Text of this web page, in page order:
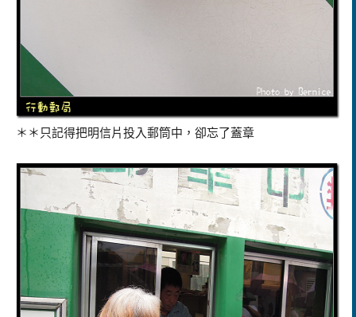
＊＊只記得把明信片投入郵筒中，卻忘了蓋章